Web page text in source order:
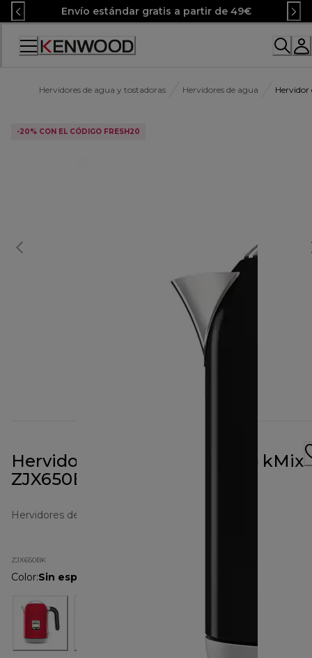
Skip
to
Content
Envío estándar gratis a partir de 49€
Accessibility
Hervidores de agua y tostadoras Hervidores de agua Hervidor
-20% CON EL CÓDIGO FRESH20
Hervidor de agua de 1 l negro kMix
ZJX650BK
Hervidores de agua
ZJX650BK
Color:Sin especificar